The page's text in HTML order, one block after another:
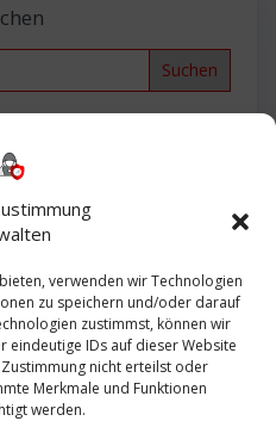
verwenden wir Technologien
zu speichern und/oder darauf
zustimmst, können wir
eindeutige IDs auf dieser Website
nicht erteilst oder
Merkmale und Funktionen
werden.
Search
Fritzbox
Server Sicherheit
SSL Ubuntu
VCenter VCSA Veeam
Windows